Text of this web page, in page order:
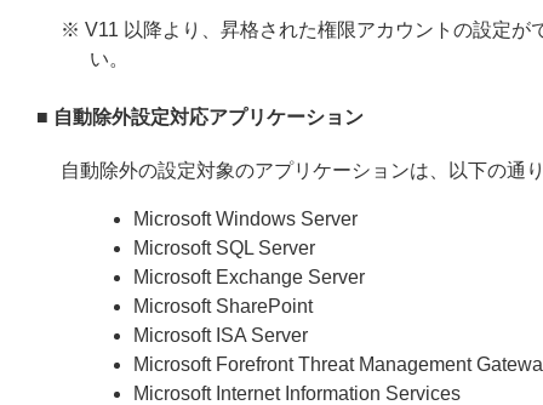
※ V11 以降より、昇格された権限アカウントの設定が
い。
■ 自動除外設定対応アプリケーション
自動除外の設定対象のアプリケーションは、以下の通
Microsoft Windows Server
Microsoft SQL Server
Microsoft Exchange Server
Microsoft SharePoint
Microsoft ISA Server
Microsoft Forefront Threat Management
Microsoft Internet Information Services